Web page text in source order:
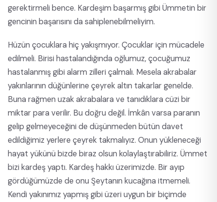
gerektirmeli bence. Kardeşim başarmış gibi Ümmetin bir
gencinin başarısını da sahiplenebilmeliyim.
Hüzün çocuklara hiç yakışmıyor. Çocuklar için mücadele
edilmeli. Birisi hastalandığında oğlumuz, çocuğumuz
hastalanmış gibi alarm zilleri çalmalı. Mesela akrabalar
yakınlarının düğünlerine çeyrek altın takarlar genelde.
Buna rağmen uzak akrabalara ve tanıdıklara cüzi bir
miktar para verilir. Bu doğru değil. İmkân varsa paranın
gelip gelmeyeceğini de düşünmeden bütün davet
edildiğimiz yerlere çeyrek takmalıyız. Onun yükleneceği
hayat yükünü bizde biraz olsun kolaylaştırabiliriz. Ümmet
bizi kardeş yaptı. Kardeş hakkı üzerimizde. Bir ayıp
gördüğümüzde de onu Şeytanın kucağına itmemeli.
Kendi yakınımız yapmış gibi üzeri uygun bir biçimde